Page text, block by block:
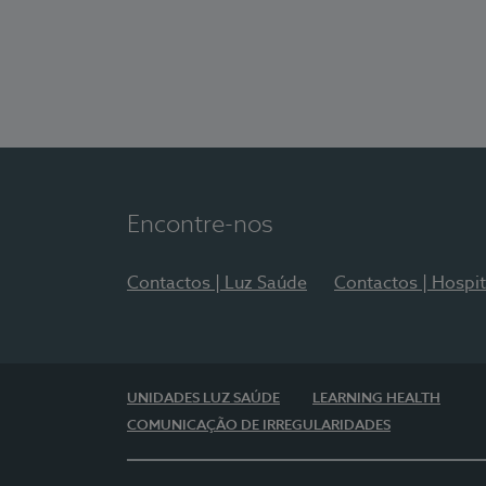
Encontre-nos
Contactos | Luz Saúde Contactos |
UNIDADES LUZ SAÚDE
LEARNING HEALTH
COMUNICAÇÃO DE IRREGULARIDADES